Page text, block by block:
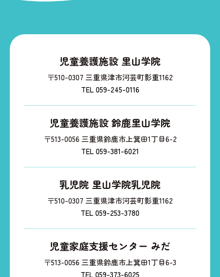
児童養護施設 里山学院
〒510-0307 三重県津市河芸町影重1162
TEL 059-245-0116
児童養護施設 鈴鹿里山学院
〒513-0056 三重県鈴鹿市上箕田1丁目6-2
TEL 059-381-6021
乳児院 里山学院乳児院
〒510-0307 三重県津市河芸町影重1162
TEL 059-253-3780
児童家庭支援センター みだ
〒513-0056 三重県鈴鹿市上箕田1丁目6-3
TEL 059-373-6025